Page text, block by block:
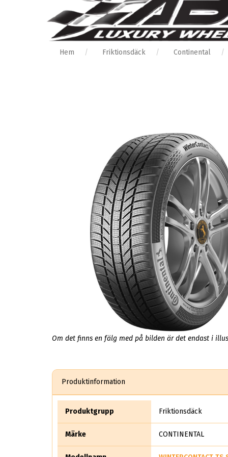
Hem Friktionsdäck Continental
Om det finns en fälg med på bilden är det endast i
Produktinformation
Produktgrupp Friktionsdäck
Märke CONTINENTAL